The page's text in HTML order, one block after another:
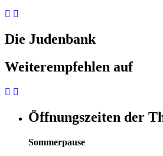
Die Judenbank
Weiterempfehlen auf
Öffnungszeiten der
Sommerpause